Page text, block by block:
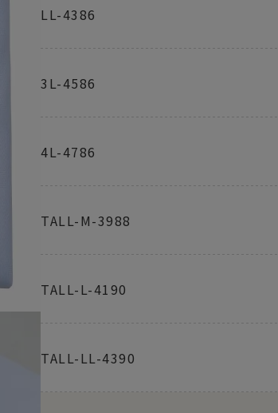
LL-4386
3L-4586
4L-4786
TALL-M-3988
TALL-L-4190
TALL-LL-4390